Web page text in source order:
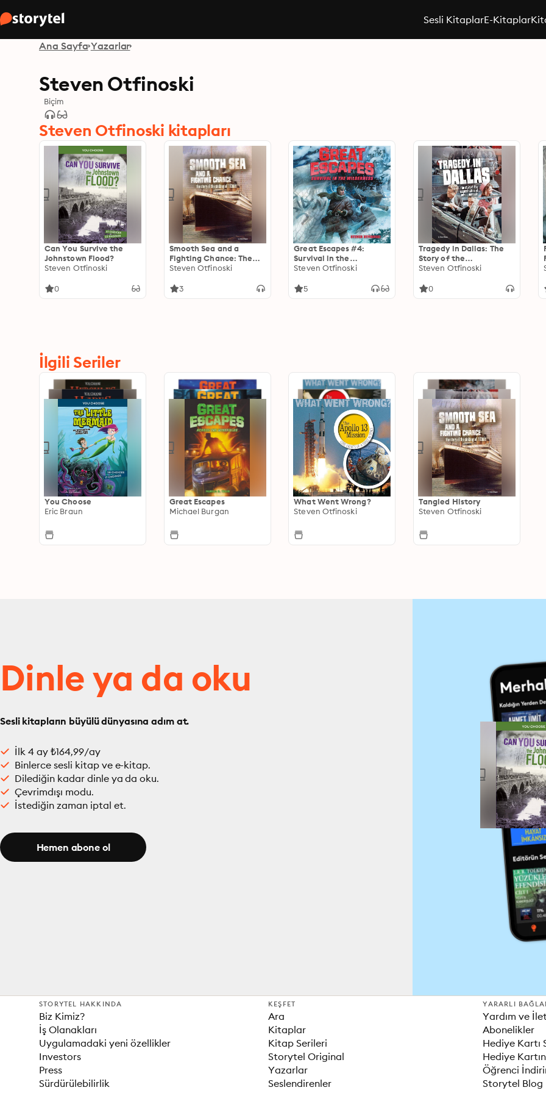
Sesli KitaplarE-Kitaplar
Ana Sayfa Yazarlar
Steven Otfinoski
Biçim
Steven Otfinoski kitapları
Can You Survive the
Johnstown Flood?
Steven Otfinoski
0
Smooth Sea and a
Fighting Chance: The
Story of the Sinking of
Steven Otfinoski
3
Great Escapes #4:
Survival in the
Wilderness: Survival in
Steven Otfinoski
5
Tragedy in Dallas: The
Story of the
Assassination of John F.
Steven Otfinoski
0
İlgili Seriler
You Choose
Eric Braun
Great Escapes
Michael Burgan
What Went Wrong?
Steven Otfinoski
Tangled History
Steven Otfinoski
Dinle ya da oku
Sesli kitapların büyülü dünyasına adım at.
İlk 4 ay ₺164,99/ay
Binlerce sesli kitap ve e-kitap.
Dilediğin kadar dinle ya da oku.
Çevrimdışı modu.
İstediğin zaman iptal et.
Hemen abone ol
STORYTEL HAKKINDA
Biz Kimiz?
İş Olanakları
Uygulamadaki yeni özellikler
Investors
Press
Sürdürülebilirlik
KEŞFET
Ara
Kitaplar
Kitap Serileri
Storytel Original
Yazarlar
Seslendirenler
YARARLI
Yardım ve
Abonelikler
Hediye Kartı
Hediye
Öğrenci
Storytel Blog